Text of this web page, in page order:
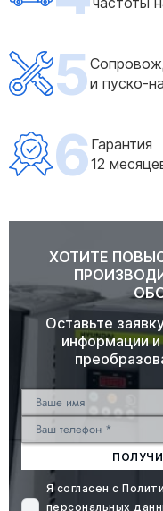
5и пуско-
6 Гарантия
12
ХОТИТЕ
Оставьте
информации
Я согласен с
персональных